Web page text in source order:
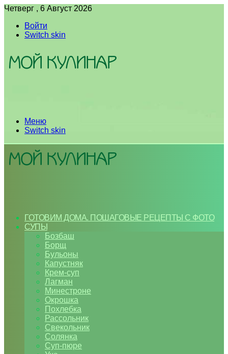
Четверг , 6 Август 2026
Войти
Switch skin
Меню
Switch skin
ГОТОВИМ ДОМА. ПОШАГОВЫЕ РЕЦЕПТЫ С ФОТО
СУПЫ
Бозбаш
Борщ
Бульоны
Капустняк
Крем-суп
Лагман
Минестроне
Окрошка
Похлебка
Рассольник
Свекольник
Солянка
Суп-пюре